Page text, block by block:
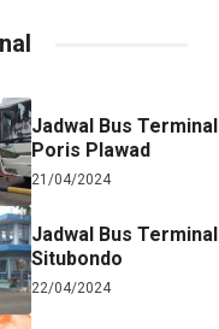
Jadwal Bus Terminal
Poris Plawad
21/04/2024
Jadwal Bus Terminal
Situbondo
22/04/2024